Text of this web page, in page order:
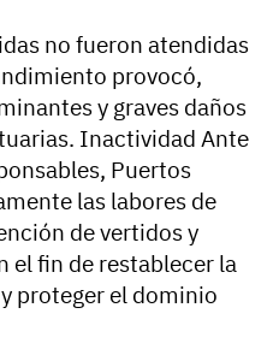
no fueron atendidas
provocó,
y graves daños
Inactividad Ante
Puertos
las labores de
de vertidos y
el fin de restablecer la
proteger el dominio